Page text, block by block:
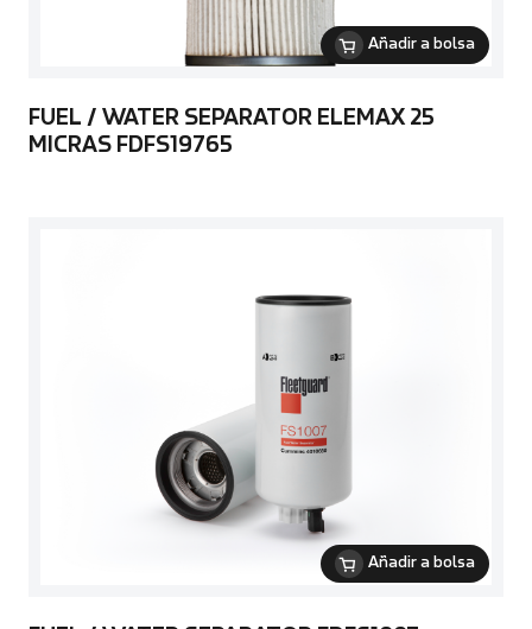
Añadir a bolsa
FUEL / WATER SEPARATOR ELEMAX 25
MICRAS FDFS19765
Añadir a bolsa